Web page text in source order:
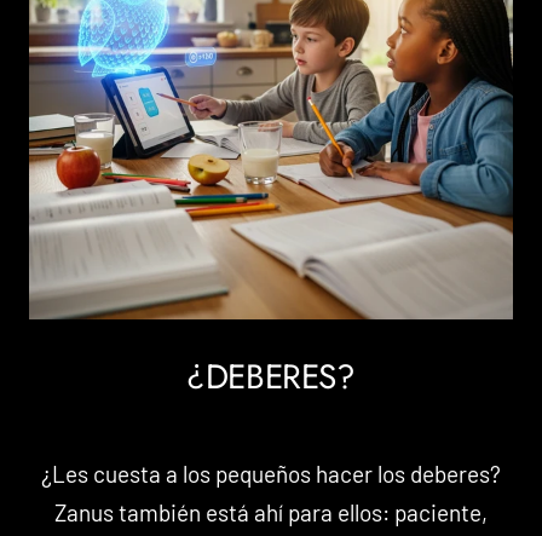
¿DEBERES?
¿Les cuesta a los pequeños hacer los deberes?
Zanus también está ahí para ellos: paciente,